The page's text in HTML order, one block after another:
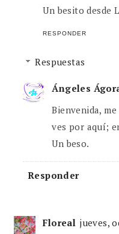
Un besito desde
RESPONDER
Respuestas
Ángeles
Bienvenida,
ves por aquí;
Un beso.
Responder
Floreal jueves,